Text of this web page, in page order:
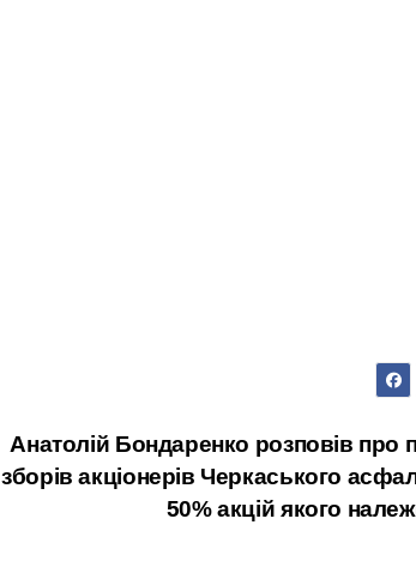
Анатолій Бондаренко розповів про
зборів акціонерів Черкаського
50% акцій якого